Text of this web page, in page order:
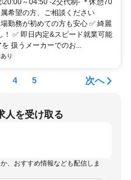
希望の方、ご相談ください
勤務が初めての方も安心 ✅ 綺麗
✅ 即日内定&スピード就業可能
扱うメーカーでのお...
り
4 5 次へ
人を受け取る
、おすすめ情報なども配信しま